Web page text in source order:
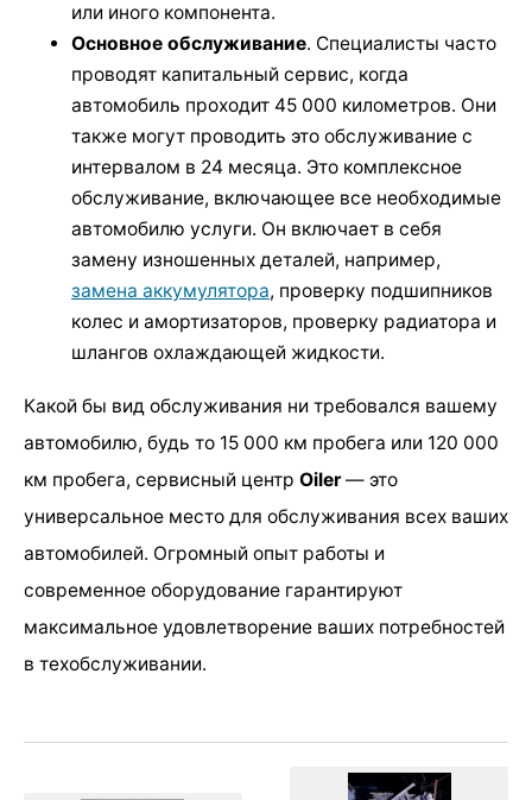
или иного компонента.
Основное обслуживание. Специалисты часто
проводят капитальный сервис, когда
автомобиль проходит 45 000 километров. Они
также могут проводить это обслуживание с
интервалом в 24 месяца. Это комплексное
обслуживание, включающее все необходимые
автомобилю услуги. Он включает в себя
замену изношенных деталей, например,
замена аккумулятора, проверку подшипников
колес и амортизаторов, проверку радиатора и
шлангов охлаждающей жидкости.
Какой бы вид обслуживания ни требовался вашему
автомобилю, будь то 15 000 км пробега или 120 000
км пробега, сервисный центр Oiler — это
универсальное место для обслуживания всех ваших
автомобилей. Огромный опыт работы и
современное оборудование гарантируют
максимальное удовлетворение ваших потребностей
в техобслуживании.